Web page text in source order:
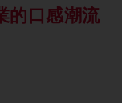
的口感潮流